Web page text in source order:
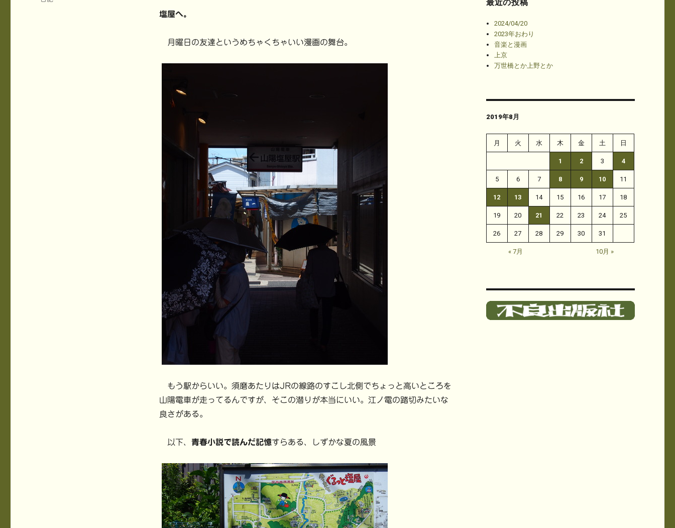
塩屋へ。
月曜日の友達というめちゃくちゃいい漫画の舞台。
もう駅からいい。須磨あたりはJRの線路のすこし北側でちょっと高いところを
山陽電車が走ってるんですが、そこの潜りが本当にいい。江ノ電の踏切みたいな
良さがある。
以下、 青春小説で読んだ記憶すらある、しずかな夏の風景
最近の投稿
2024/04/20
2023年おわり
音楽と漫画
上京
万世橋とか上野とか
2019年8月
月 火 水 木 金 土 日
1 2 3 4
5 6 7 8 9 10 11
12 13 14 15 16 17 18
19 20 21 22 23 24 25
26 27 28 29 30 31
« 7月 10月 »